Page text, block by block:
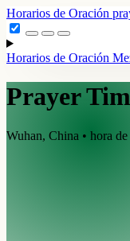
Horarios de Oración
Horarios de Oración
Prayer
Wuhan, China • hora